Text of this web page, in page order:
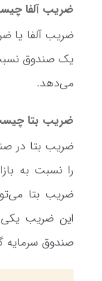
ضریب آلفا
ضریب آلفا یا
یک صندوق
می‌دهد.
ضریب بتا
ضریب بتا در
را نسبت به
ضریب بتا
این ضریب یکی
صندوق سرمایه